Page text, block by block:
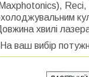
Reci,
хвилі
На ваш вибір